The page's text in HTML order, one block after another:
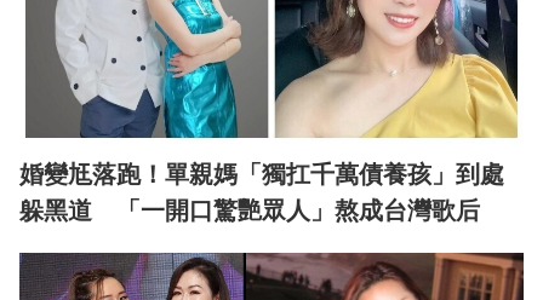
婚變尪落跑！單親媽「獨扛千萬債養孩」到處
躲黑道 「一開口驚艷眾人」熬成台灣歌后